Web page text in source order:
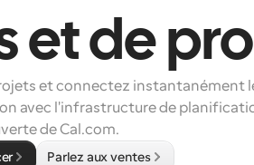
et de
et connectez instantanément
avec l'infrastructure de
de Cal.com.
Parlez aux ventes